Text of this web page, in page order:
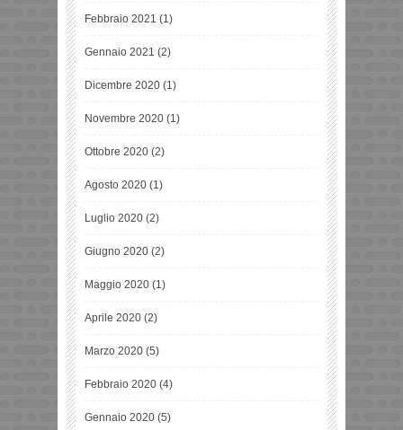
Febbraio 2021 (1)
Gennaio 2021 (2)
Dicembre 2020 (1)
Novembre 2020 (1)
Ottobre 2020 (2)
Agosto 2020 (1)
Luglio 2020 (2)
Giugno 2020 (2)
Maggio 2020 (1)
Aprile 2020 (2)
Marzo 2020 (5)
Febbraio 2020 (4)
Gennaio 2020 (5)